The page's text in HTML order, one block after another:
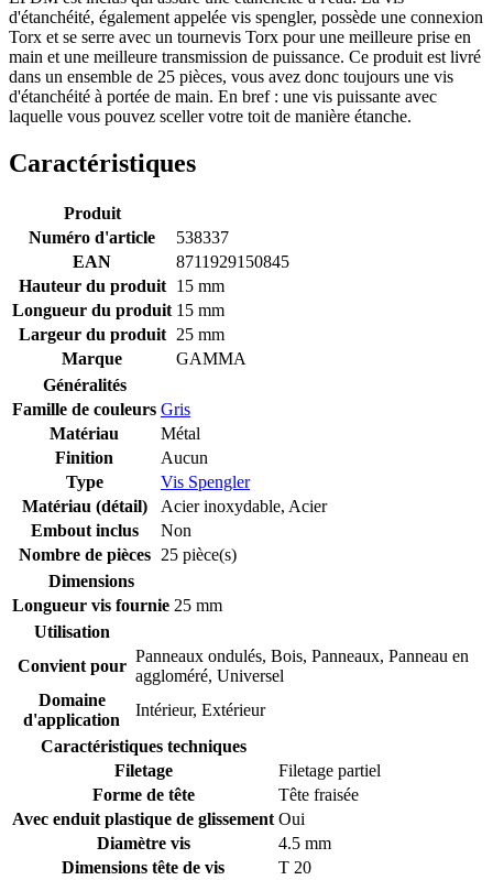
d'étanchéité, également appelée vis spengler, possède une connexion
Torx et se serre avec un tournevis Torx pour une meilleure prise en
main et une meilleure transmission de puissance. Ce produit est livré
dans un ensemble de 25 pièces, vous avez donc toujours une vis
d'étanchéité à portée de main. En bref : une vis puissante avec
laquelle vous pouvez sceller votre toit de manière étanche.
Caractéristiques
Produit
Numéro d'article
538337
EAN
8711929150845
Hauteur du produit
15 mm
Longueur du produit 15 mm
Largeur du produit
25 mm
Marque
GAMMA
Généralités
Famille de couleurs Gris
Matériau
Métal
Finition
Aucun
Type
Vis Spengler
Matériau (détail)
Acier inoxydable, Acier
Embout inclus
Non
Nombre de pièces
25 pièce(s)
Dimensions
Longueur vis fournie 25 mm
Utilisation
Convient pour
Panneaux ondulés, Bois, Panneaux, Panneau en
aggloméré, Universel
Domaine
d'application
Intérieur, Extérieur
Caractéristiques techniques
Filetage
Filetage partiel
Forme de tête
Tête fraisée
Avec enduit plastique de glissement Oui
Diamètre vis
4.5 mm
Dimensions tête de vis
T 20